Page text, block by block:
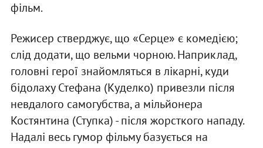
фільм.
Режисер стверджує, що «Серце» є комедією;
слід додати, що вельми чорною. Наприклад,
головні герої знайомляться в лікарні, куди
бідолаху Стефана (Куделко) привезли після
невдалого самогубства, а мільйонера
Костянтина (Ступка) - після жорсткого нападу.
Надалі весь гумор фільму базується на